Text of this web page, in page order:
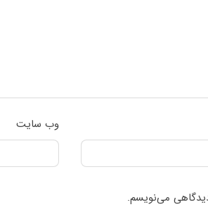
وب‌ سایت
می‌نویسم.